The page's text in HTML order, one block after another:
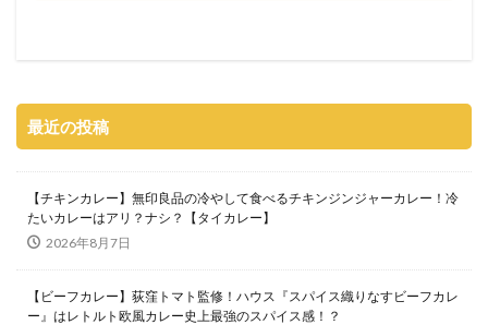
最近の投稿
【チキンカレー】無印良品の冷やして食べるチキンジンジャーカレー！冷
たいカレーはアリ？ナシ？【タイカレー】
2026年8月7日
【ビーフカレー】荻窪トマト監修！ハウス『スパイス織りなすビーフカレ
ー』はレトルト欧風カレー史上最強のスパイス感！？